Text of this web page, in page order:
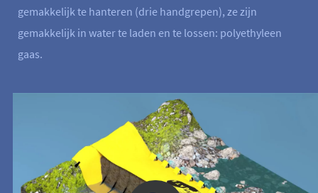
gemakkelijk te hanteren (drie handgrepen), ze zijn
gemakkelijk in water te laden en te lossen: polyethyleen
gaas.